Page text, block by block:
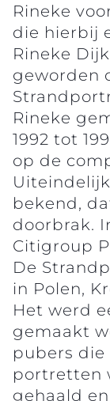
Rineke
die hierbij
Rineke
geworden
Rineke
1992 tot
op de
bekend,
doorbrak.
Citigroup
De
in Polen,
Het werd
gemaakt
pubers die
portretten
gehaald